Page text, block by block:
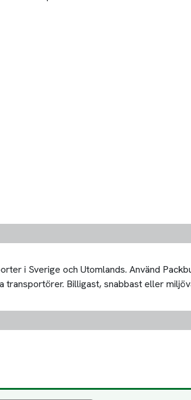
i Sverige och Utomlands. Använd
Billigast, snabbast eller